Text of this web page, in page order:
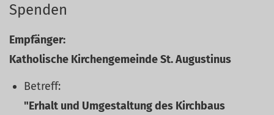
Spenden
Empfänger:
Katholische Kirchengemeinde St. Augustinus
Betreff:
"Erhalt und Umgestaltung des Kirchbaus